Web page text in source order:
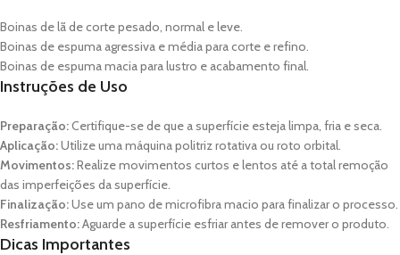
Boinas de lã de corte pesado, normal e leve.
Boinas de espuma agressiva e média para corte e refino.
Boinas de espuma macia para lustro e acabamento final.
Instruções de Uso
Preparação:Certifique-se de que a superfície esteja limpa, fria e seca.
Aplicação:Utilize uma máquina politriz rotativa ou roto orbital.
Movimentos:Realize movimentos curtos e lentos até a total remoção
das imperfeições da superfície.
Finalização:Use um pano de microfibra macio para finalizar o processo.
Resfriamento:Aguarde a superfície esfriar antes de remover o produto.
Dicas Importantes